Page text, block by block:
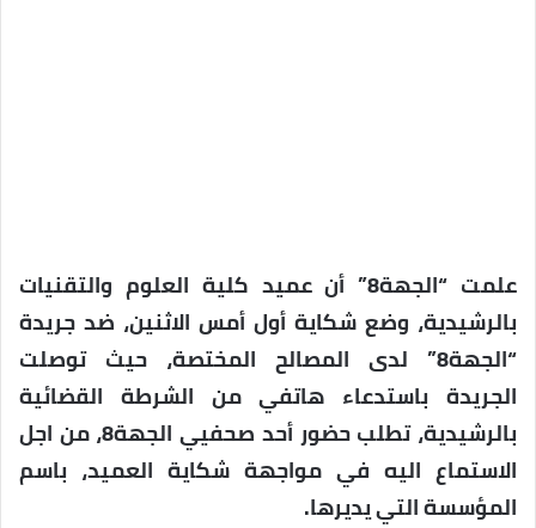
علمت “الجهة8” أن عميد كلية العلوم والتقنيات
بالرشيدية، وضع شكاية أول أمس الاثنين، ضد جريدة
“الجهة8” لدى المصالح المختصة، حيث توصلت
الجريدة باستدعاء هاتفي من الشرطة القضائية
بالرشيدية، تطلب حضور أحد صحفيي الجهة8، من اجل
الاستماع اليه في مواجهة شكاية العميد، باسم
المؤسسة التي يديرها.